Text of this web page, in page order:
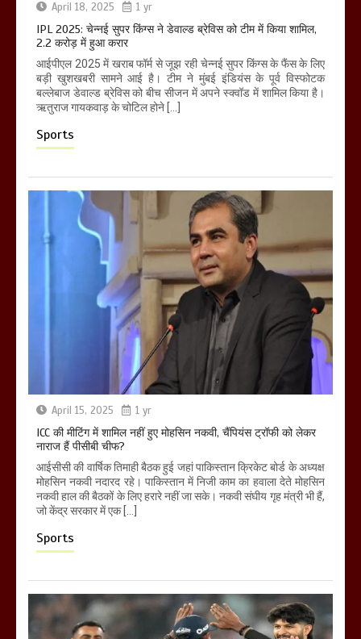
April 18, 2025 1 yr
IPL 2025: चेन्नई सुपर किंग्स ने डेवाल्ड ब्रेविस को टीम में किया शामिल,
2.2 करोड़ में हुआ करार
आईपीएल 2025 में खराब फॉर्म से जूझ रही चेन्नई सुपर किंग्स के फैंस के लिए
बड़ी खुशखबरी सामने आई है। टीम ने मुंबई इंडियंस के पूर्व विस्फोटक
बल्लेबाज डेवाल्ड ब्रेविस को बीच सीजन में अपने स्क्वॉड में शामिल किया है।
ऋतुराज गायकवाड़ के चोटिल होने […]
Sports
April 15, 2025 1 yr
ICC की मीटिंग में शामिल नहीं हुए मोहसिन नकवी, चैंपियंस ट्रॉफी को लेकर
नाराज हैं पीसीबी चीफ?
आईसीसी की वार्षिक तिमाही बैठक हुई जहां पाकिस्तान क्रिकेट बोर्ड के अध्यक्ष
मोहसिन नकवी नदारद रहे। पाकिस्तान में निजी काम का हवाला देते मोहसिन
नकवी हाल की बैठकों के लिए हरारे नहीं जा सके। नकवी संघीय गृह मंत्री भी हैं,
जो केंद्र सरकार में एक […]
Sports